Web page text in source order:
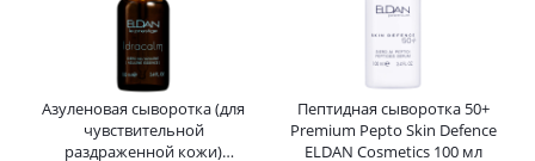
Азуленовая сыворотка (для
чувствительной
раздраженной кожи)
Пептидная сыворотка 50+
Premium Pepto Skin Defence
ELDAN Cosmetics 100 мл